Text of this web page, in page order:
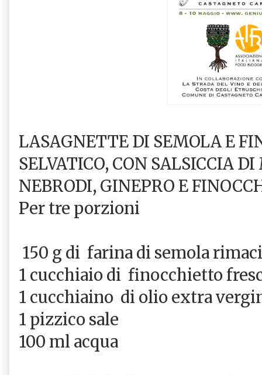
LASAGNETTE DI SEMOLA E
SELVATICO, CON SALSICCIA
NEBRODI, GINEPRO E
Per tre porzioni
150 g di farina di semola
1 cucchiaio di finocchietto
1 cucchiaino di olio extra
1 pizzico sale
100 ml acqua